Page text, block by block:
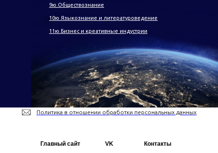
9ю.Обществознание
11ю.Бизнес и креативные индустрии
10ю.Языкознание и литературоведение
Политика в отношении обработки персональных данных
Главный сайт VK Контакты